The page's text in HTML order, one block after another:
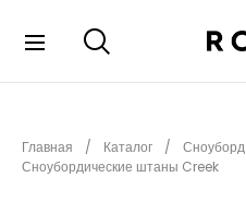
НОВИНКИ
Главная Каталог Сноуборд
Сноубордические штаны Creek